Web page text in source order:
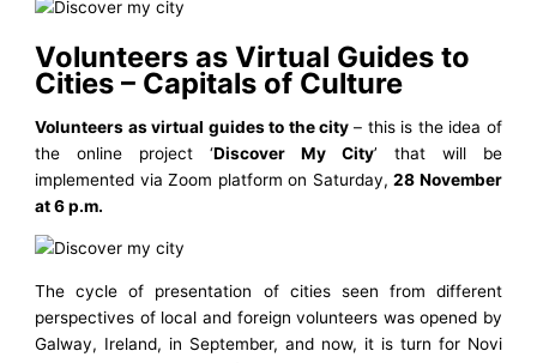
Volunteers as Virtual Guides to
Cities – Capitals of Culture
Volunteers as virtual guides to the city – this is the idea of
the online project ‘Discover My City’ that will be
implemented via Zoom platform on Saturday,28 November
at 6 p.m.
The cycle of presentation of cities seen from different
perspectives of local and foreign volunteers was opened by
Galway, Ireland, in September, and now, it is turn for Novi